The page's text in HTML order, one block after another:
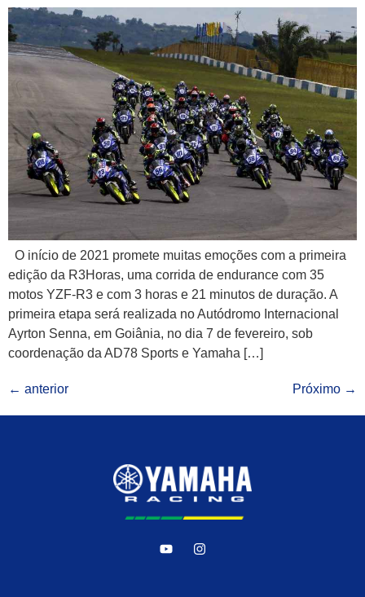
O início de 2021 promete muitas emoções com a primeira
edição da R3Horas, uma corrida de endurance com 35
motos YZF-R3 e com 3 horas e 21 minutos de duração. A
primeira etapa será realizada no Autódromo Internacional
Ayrton Senna, em Goiânia, no dia 7 de fevereiro, sob
coordenação da AD78 Sports e Yamaha […]
← anterior Próximo →